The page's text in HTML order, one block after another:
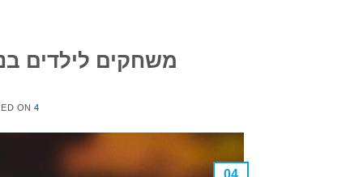
משחקים לילדים בני 4, דברים שמומלץ לדעת
ON4 באפריל 2017
04